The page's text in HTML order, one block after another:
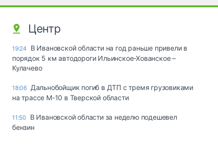
Центр
19:24
В Ивановской области на год раньше привели в
порядок 5 км автодороги Ильинское-Хованское –
Кулачево
18:06 Дальнобойщик погиб в ДТП с тремя грузовиками
на трассе М-10 в Тверской области
11:50
В Ивановской области за неделю подешевел
бензин